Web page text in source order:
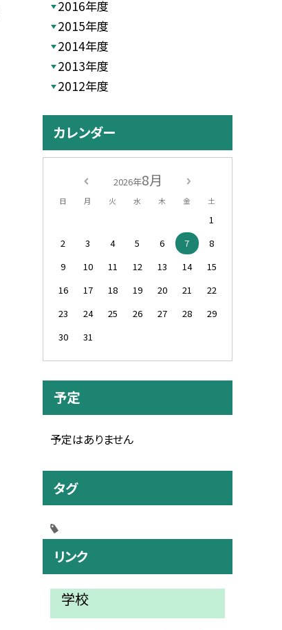
2016年度
2015年度
2014年度
2013年度
2012年度
カレンダー
2026年8月
日 月 火 水 木 金 土
1
2
3 4 5 6 7
8
9
10 11 12 13 14
15
16
17 18 19 20 21
22
23
24 25 26 27 28
29
30
31
予定
予定はありません
タグ
リンク
学校